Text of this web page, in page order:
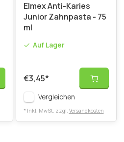
Elmex Anti-Karies
Junior Zahnpasta - 75
ml
Auf Lager
€3,45*
Vergleichen
* Inkl. MwSt. zzgl. Versandkosten